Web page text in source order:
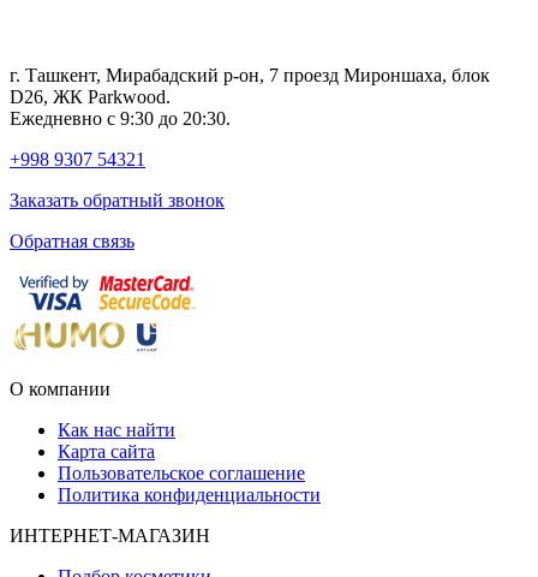
г. Ташкент, Мирабадский р-он, 7 проезд Мироншаха, блок
D26, ЖК Раrkwood.
Ежедневно с 9:30 до 20:30.
+998 9307 54321
Заказать обратный звонок
Обратная связь
О компании
Как нас найти
Карта сайта
Пользовательское соглашение
Политика конфиденциальности
ИНТЕРНЕТ-МАГАЗИН